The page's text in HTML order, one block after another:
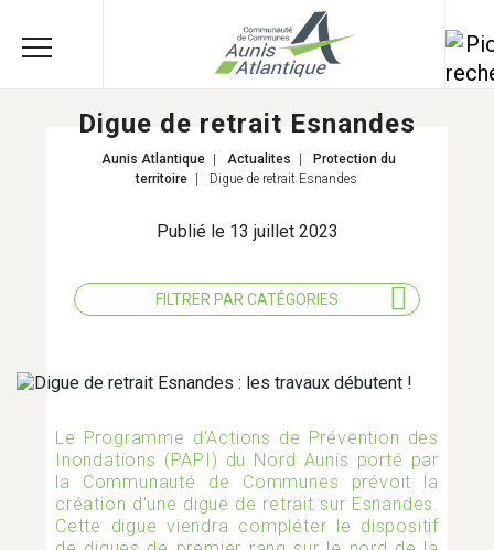
Digue de retrait Esnandes
Aunis Atlantique Actualites
Protection du
territoire
Digue de retrait Esnandes
Publié le 13 juillet 2023
FILTRER PAR CATÉGORIES
AGRICULTURE
AMÉNAGEMENT ET TRAVAUX
Le Programme d'Actions de Prévention des
Inondations (PAPI) du Nord Aunis porté par
la Communauté de Communes prévoit la
création d'une digue de retrait sur Esnandes.
Cette digue viendra compléter le dispositif